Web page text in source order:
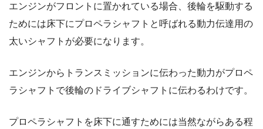
エンジンがフロントに置かれている場合、後輪を駆動する
ためには床下にプロペラシャフトと呼ばれる動力伝達用の
太いシャフトが必要になります。
エンジンからトランスミッションに伝わった動力がプロペ
ラシャフトで後輪のドライブシャフトに伝わるわけです。
プロペラシャフトを床下に通すためには当然ながらある程